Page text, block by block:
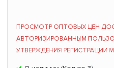
ПРОСМОТР ОПТОВЫХ ЦЕН
АВТОРИЗИРОВАННЫМ
УТВЕРЖДЕНИЯ РЕГИСТРАЦИИ